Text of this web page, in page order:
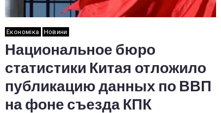
Економіка Новини
Национальное бюро
статистики Китая отложило
публикацию данных по ВВП
на фоне съезда КПК